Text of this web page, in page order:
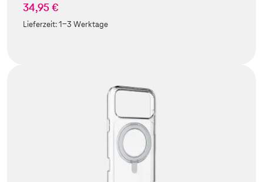
34,95 €
Lieferzeit:1-3 Werktage